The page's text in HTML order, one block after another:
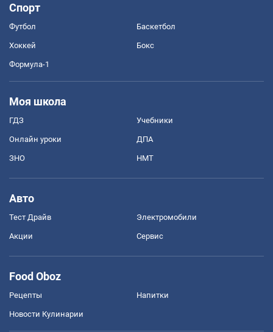
Спорт
Футбол Баскетбол
Хоккей Бокс
Формула-1
Моя школа
ГДЗ Учебники
Онлайн уроки ДПА
ЗНО НМТ
Авто
Тест Драйв Электромобили
Акции Сервис
Food Oboz
Рецепты Напитки
Новости Кулинарии